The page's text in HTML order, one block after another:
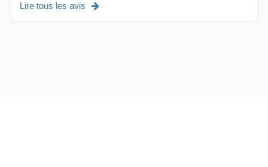
Lire tous les avis